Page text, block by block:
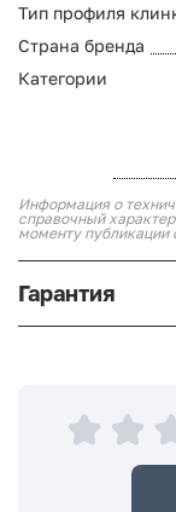
Тип профиля
Страна бренда
Категории
Информация о
справочный
моменту публикации
Гарантия